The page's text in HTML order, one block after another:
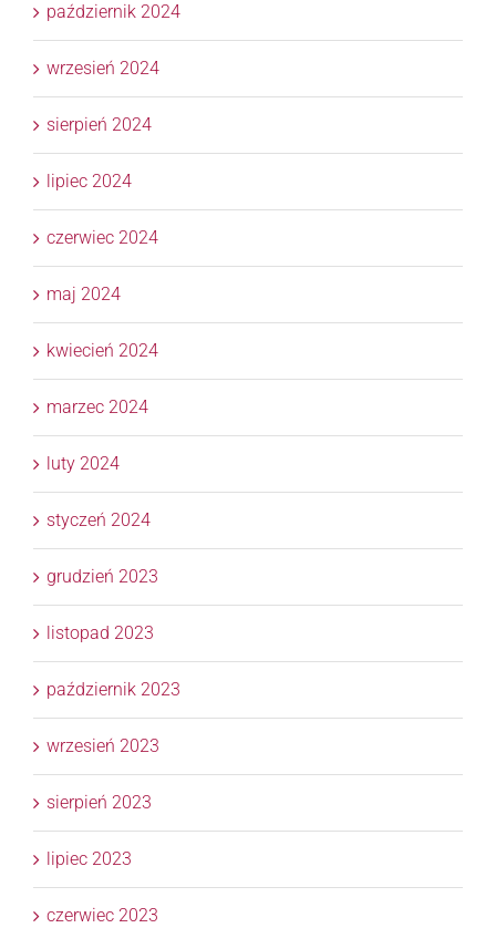
październik 2024
wrzesień 2024
sierpień 2024
lipiec 2024
czerwiec 2024
maj 2024
kwiecień 2024
marzec 2024
luty 2024
styczeń 2024
grudzień 2023
listopad 2023
październik 2023
wrzesień 2023
sierpień 2023
lipiec 2023
czerwiec 2023